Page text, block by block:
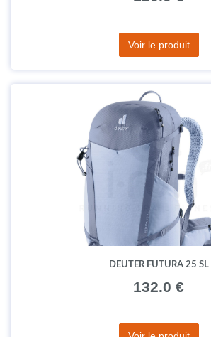
Voir le produit
DEUTER FUTURA 25 SL
132.0 €